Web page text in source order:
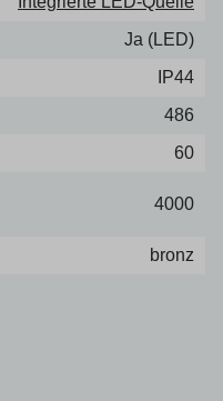
Ja (LED)
IP44
486
60
4000
bronz